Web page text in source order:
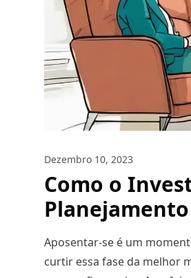
Dezembro 10, 2023
Como o
Aposentar-se é um
curtir essa fase da melhor